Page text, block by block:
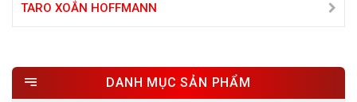
TARO XOẮN HOFFMANN
DANH MỤC SẢN PHẨM